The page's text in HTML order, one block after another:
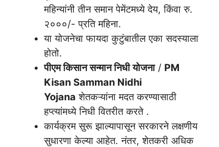
महिन्यांनी तीन समान पेमेंटमध्ये देय, किंवा रु.
२०००/- प्रति महिना.
या योजनेचा फायदा कुटुंबातील एका सदस्याला
होतो.
पीएम किसान सन्मान निधी योजना/ PM
Kisan Samman Nidhi
Yojana शेतकऱ्यांना मदत करण्यासाठी
हप्त्यांमध्ये निधी वितरीत करते .
कार्यक्रम सुरू झाल्यापासून सरकारने लक्षणीय
सुधारणा केल्या आहेत. नंतर, शेतकरी अधिक